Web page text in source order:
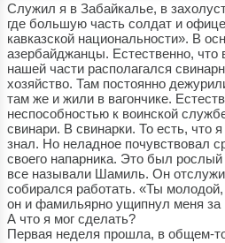
Служил я в Забайкалье, в
где большую часть солдат и
кавказской национальности». В
азербайджанцы. Естественно, что
нашей части располагался
хозяйство. Там постоянно
там же и жили в вагончике.
неспособностью к воинской
свинари. В свинарки. То есть, что
знал. Но неладное почувствовал
своего напарника. Это был
все называли Шамиль. Он
собирался работать. «Ты
он и фамильярно ущипнул меня за
А что я мог сделать?
Первая неделя прошла, в общем-